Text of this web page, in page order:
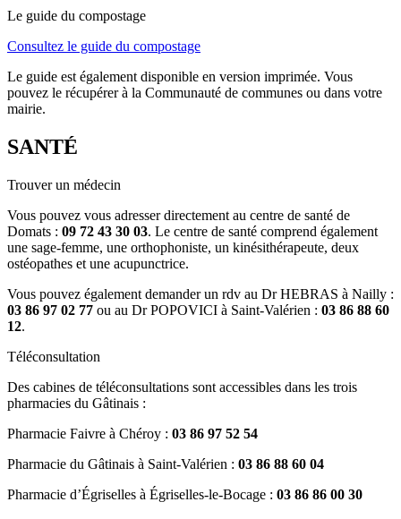
Le guide du compostage
Consultez le guide du compostage
Le guide est également disponible en version imprimée. Vous
pouvez le récupérer à la Communauté de communes ou dans votre
mairie.
SANTÉ
Trouver un médecin
Vous pouvez vous adresser directement au centre de santé de
Domats : 09 72 43 30 03. Le centre de santé comprend également
une sage-femme, une orthophoniste, un kinésithérapeute, deux
ostéopathes et une acupunctrice.
Vous pouvez également demander un rdv au Dr HEBRAS à Nailly :
03 86 97 02 77 ou au Dr POPOVICI à Saint-Valérien : 03 86 88 60
12.
Téléconsultation
Des cabines de téléconsultations sont accessibles dans les trois
pharmacies du Gâtinais :
Pharmacie Faivre à Chéroy : 03 86 97 52 54
Pharmacie du Gâtinais à Saint-Valérien : 03 86 88 60 04
Pharmacie d’Égriselles à Égriselles-le-Bocage : 03 86 86 00 30